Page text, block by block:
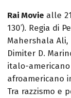
Rai Movie alle
130’). Regia di
Mahershala Ali,
Dimiter D.
italo-
afroamericano
Tra razzismo e